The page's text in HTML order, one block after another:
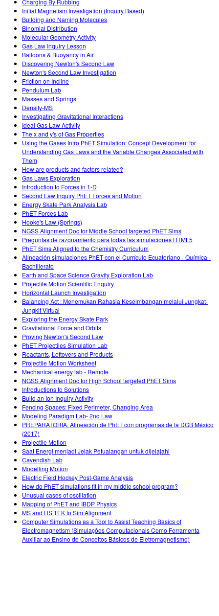
Charging By Rubbing
Initial Magnetism Investigation (Inquiry Based)
Building and Naming Molecules
Binomial Distribution
Molecular Geometry Activity
Gas Law Inquiry Lesson
Balloons & Buoyancy in Air
Discovering Newton's Second Law
Newton's Second Law Investigation
Friction on Incline
Pendulum Lab
Masses and Springs
Density-MS
Investigating Gravitational Interactions
Ideal Gas Law Activity
The x and y's of Gas Properties
Using the Gases Intro PhET Simulation: Concept Development for
Understanding Gas Laws and the Variable Changes Associated with
Them
How are products and factors related?
Gas Laws Exploration
Introduction to Forces in 1-D
Second Law Inquiry PhET Forces and Motion
Energy Skate Park Analysis Lab
PhET Forces Lab
Hooke's Law (Springs)
NGSS Alignment Doc for Middle School targeted PhET Sims
Preguntas de razonamiento para todas las simulaciones HTML5
PhET Sims Aligned to the Chemistry Curriculum
Alineación simulaciones PhET con el Currículo Ecuatoriano - Química -
Bachillerato
Earth and Space Science Gravity Exploration Lab
Projectile Motion Scientific Enquiry
Horizontal Launch Investigation
Balancing Act : Menemukan Rahasia Keseimbangan melalui Jungkat-
Jungkit Virtual
Exploring the Energy Skate Park
Gravitational Force and Orbits
Proving Newton's Second Law
PhET Projectiles Simulation Lab
Reactants, Leftovers and Products
Projectile Motion Worksheet
Mechanical energy lab - Remote
NGSS Alignment Doc for High School targeted PhET Sims
Introductions to Solutions
Build an Ion Inquiry Activity
Fencing Spaces: Fixed Perimeter, Changing Area
Modeling Paradigm Lab- 2nd Law
PREPARATORIA: Alineación de PhET con programas de la DGB México
(2017)
Projectile Motion
Saat Energi menjadi Jejak Petualangan untuk dijelajahi
Cavendish Lab
Modelling Motion
Electric Field Hockey Post-Game Analysis
How do PhET simulations fit in my middle school program?
Unusual cases of oscillation
Mapping of PhET and IBDP Physics
MS and HS TEK to Sim Alignment
Computer Simulations as a Tool to Assist Teaching Basics of
Electromagnetism (Simulações Computacionais Como Ferramenta
Auxiliar ao Ensino de Conceitos Básicos de Eletromagnetismo)